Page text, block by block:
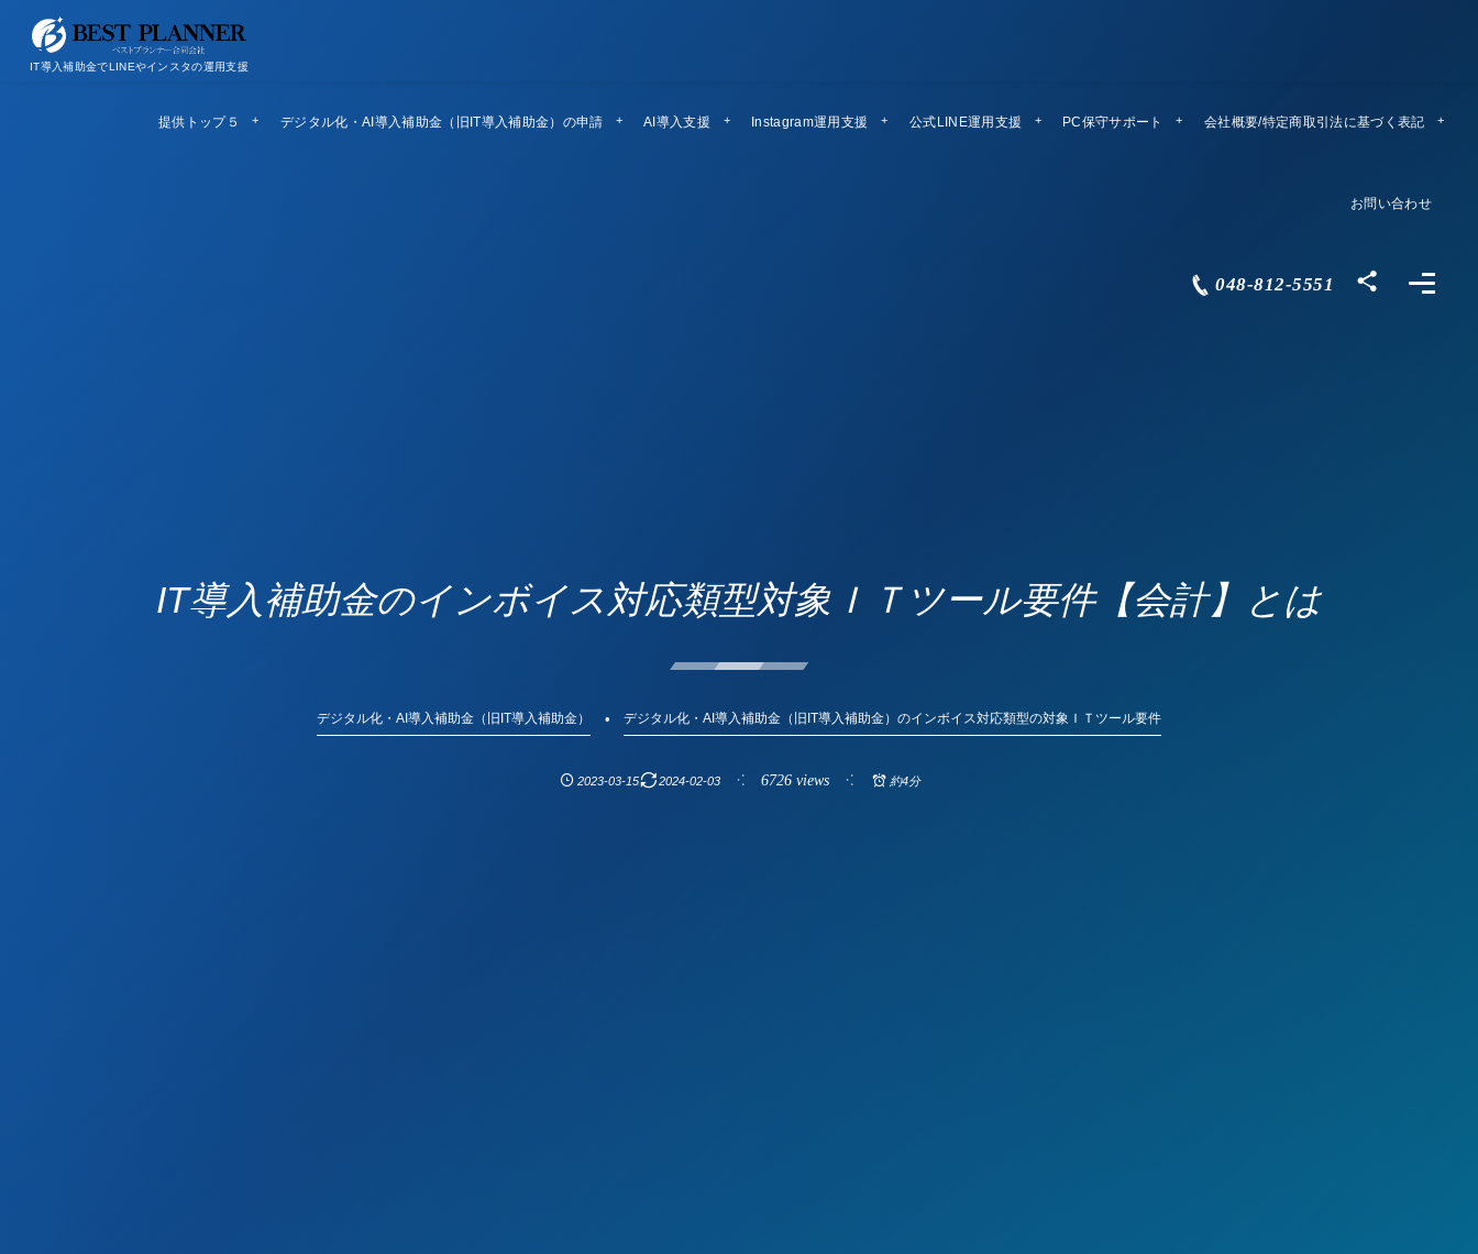
IT導入補助金でLINEやインスタの運用支援
提供トップ５
Top5 デジタル化・AI導入補助金（旧IT導入補助金）の申請 AI導入支援 Instagram運用支援 公式LINE運用支援 PC保守サポート
リモートメンテ 会社概要/特定商取引法に基づく表記
Company Profile
お問い合わせ
Contact
048-812-5551
IT導入補助金のインボイス対応類型対象ＩＴツール要件【会計】とは
デジタル化・AI導入補助金（旧IT導入補助金） デジタル化・AI導入補助金（旧IT導入補助金）のインボイス対応類型の対象ＩＴツール要件
2023-03-15 2024-02-03 6726 views 約4分